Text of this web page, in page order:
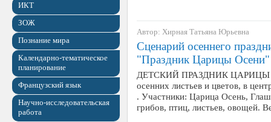
ИКТ
ЗОЖ
Познание мира
Календарно-тематическое
планирование
Французский язык
Научно-исследовательская
работа
Автор: Хирная Татьяна Юрьевна
Сценарий осеннего
"Праздник Царицы Осени"
ДЕТСКИЙ ПРАЗДНИК ЦАРИЦЫ
осенних листьев и цветов, в
. Участники: Царица Осень,
грибов, птиц, листьев, овощей.